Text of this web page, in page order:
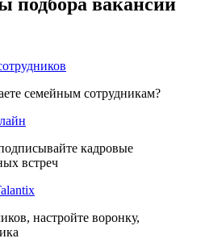
семейным сотрудникам?
кадровые
встреч
настройте воронку,